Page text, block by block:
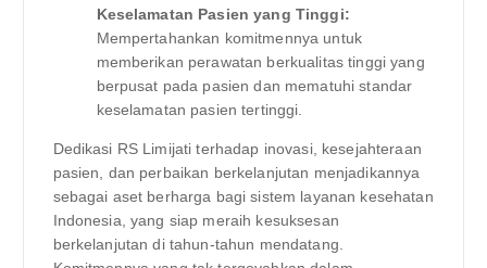
Keselamatan Pasien yang Tinggi:
Mempertahankan komitmennya untuk
memberikan perawatan berkualitas tinggi yang
berpusat pada pasien dan mematuhi standar
keselamatan pasien tertinggi.
Dedikasi RS Limijati terhadap inovasi, kesejahteraan
pasien, dan perbaikan berkelanjutan menjadikannya
sebagai aset berharga bagi sistem layanan kesehatan
Indonesia, yang siap meraih kesuksesan
berkelanjutan di tahun-tahun mendatang.